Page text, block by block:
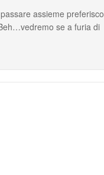
assieme preferisco
se a furia di